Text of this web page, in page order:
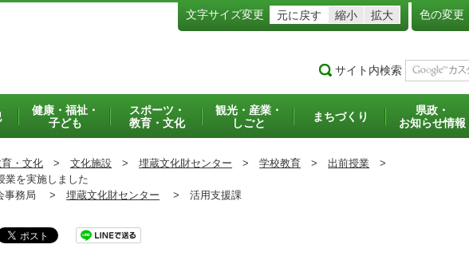
文字サイズ変更 元に戻す 縮小 拡大 色の変更
サイト内検索
健康・福祉・
子ども
スポーツ・
教育・文化
観光・産業・
しごと
まちづくり
県政・
お知らせ情報
・文化 > 文化施設 > 埋蔵文化財センター > 学校教育 > 出前授業 >
を実施しました
事務局 > 埋蔵文化財センター > 活用支援課